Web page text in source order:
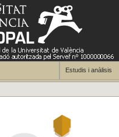
Estudis i anàlisis